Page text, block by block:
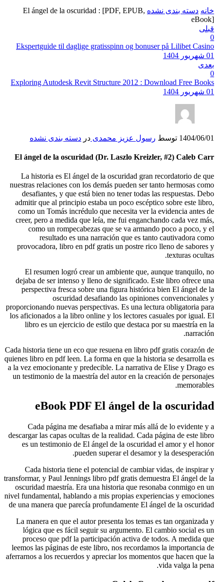
El
Exploring
El
La
nuestras
admitir
como
creer,
El
dejaba
los
libro
Cada
quienes
a la vez
un
descargar
es un
nivel
de una
La
lógica
leemos
aferrarnos